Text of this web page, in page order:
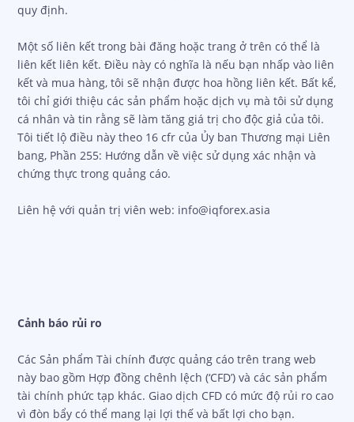
quy định.
Một số liên kết trong bài đăng hoặc trang ở trên có thể là
liên kết liên kết. Điều này có nghĩa là nếu bạn nhấp vào liên
kết và mua hàng, tôi sẽ nhận được hoa hồng liên kết. Bất kể,
tôi chỉ giới thiệu các sản phẩm hoặc dịch vụ mà tôi sử dụng
cá nhân và tin rằng sẽ làm tăng giá trị cho độc giả của tôi.
Tôi tiết lộ điều này theo 16 cfr của Ủy ban Thương mại Liên
bang, Phần 255: Hướng dẫn về việc sử dụng xác nhận và
chứng thực trong quảng cáo.
Liên hệ với quản trị viên web: info@iqforex.asia
Cảnh báo rủi ro
Các Sản phẩm Tài chính được quảng cáo trên trang web
này bao gồm Hợp đồng chênh lệch (‘CFD’) và các sản phẩm
tài chính phức tạp khác. Giao dịch CFD có mức độ rủi ro cao
vì đòn bẩy có thể mang lại lợi thế và bất lợi cho bạn.